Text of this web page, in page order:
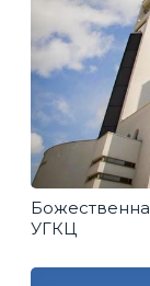
Божественна
УГКЦ